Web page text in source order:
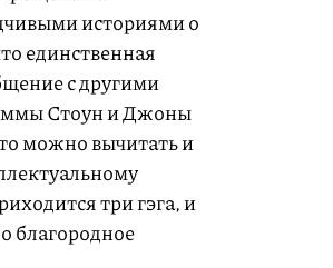
историями о
единственная
с другими
Стоун и Джоны
можно вычитать и
три гэга, и
благородное